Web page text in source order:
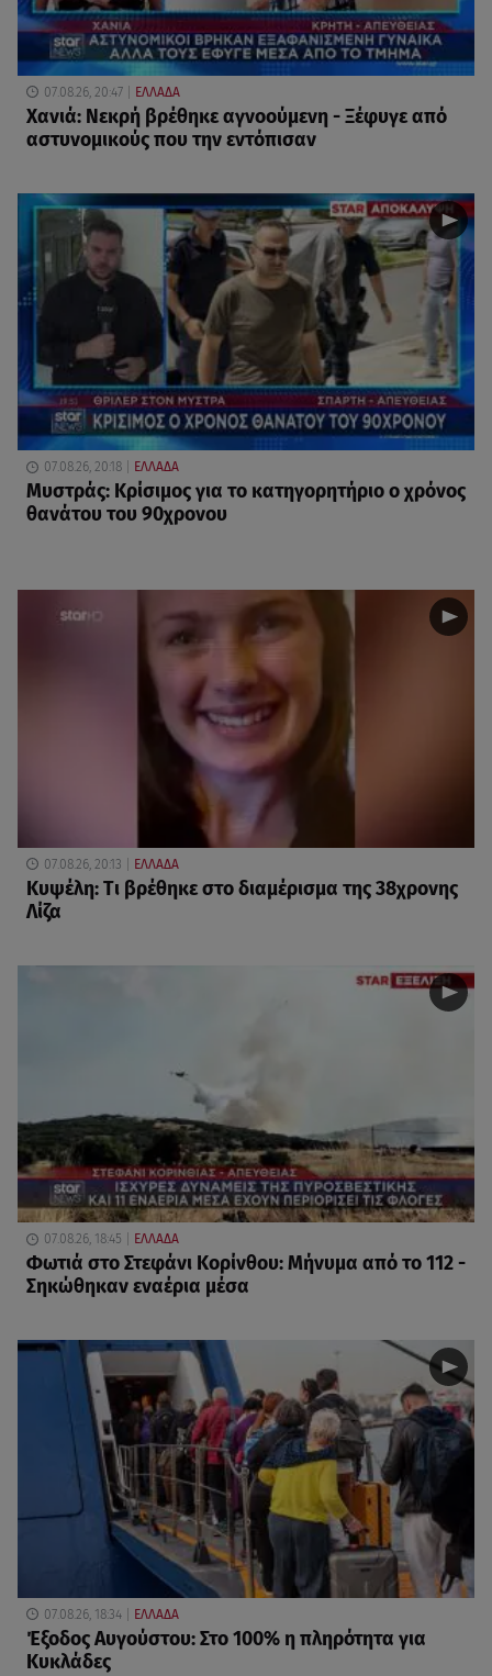
07.08.26, 20:47 ΕΛΛΑΔΑ
Χανιά: Νεκρή βρέθηκε αγνοούμενη - Ξέφυγε από
αστυνομικούς που την εντόπισαν
07.08.26, 20:18 ΕΛΛΑΔΑ
Μυστράς: Κρίσιμος για το κατηγορητήριο ο χρόνος
θανάτου του 90χρονου
07.08.26, 20:13 ΕΛΛΑΔΑ
Κυψέλη: Tι βρέθηκε στο διαμέρισμα της 38χρονης
Λίζα
07.08.26, 18:45 ΕΛΛΑΔΑ
Φωτιά στο Στεφάνι Κορίνθου: Μήνυμα από το 112 -
Σηκώθηκαν εναέρια μέσα
07.08.26, 18:34 ΕΛΛΑΔΑ
Έξοδος Αυγούστου: Στο 100% η πληρότητα για
Κυκλάδες